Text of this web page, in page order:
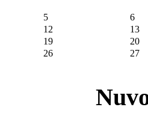
5
6
12
13
19
20
26
27